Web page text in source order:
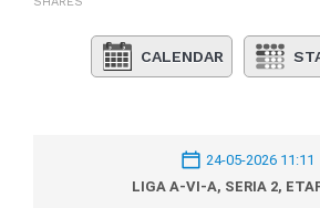
CALENDAR
24-05-2026 11:11
LIGA A-VI-A, SERIA 2,